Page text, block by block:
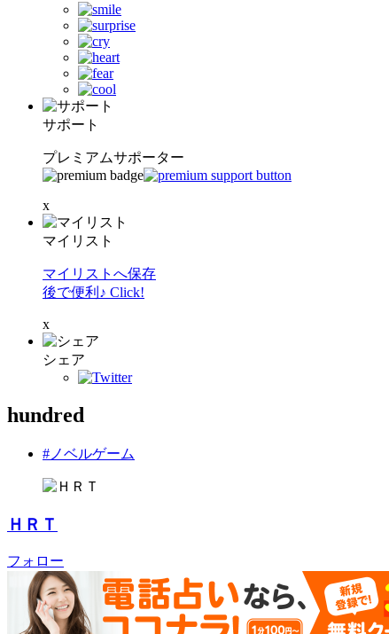
サポート
プレミアムサポーター
x
マイリスト
マイリストへ保存
後で便利♪ Click!
x
シェア
hundred
#ノベルゲーム
ＨＲＴ
フォロー